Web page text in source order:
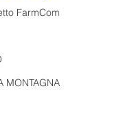
FarmCom
MONTAGNA